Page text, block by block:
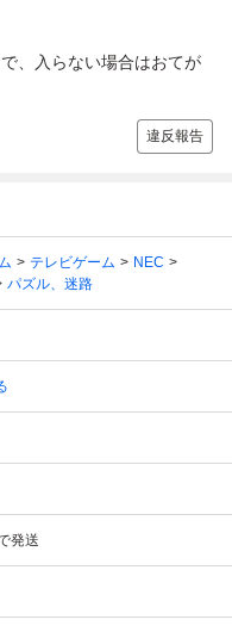
、入らない場合はおてが
違反報告
テレビゲーム
NEC
パズル、迷路
発送